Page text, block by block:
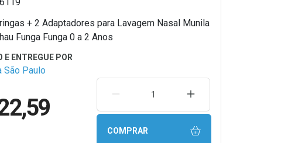
+ 2 Adaptadores para Lavagem Nasal Munila
Funga Funga 0 a 2 Anos
São Paulo
REMOVER UMA UNIDADEAUMENTAR UMA
COMPRAR